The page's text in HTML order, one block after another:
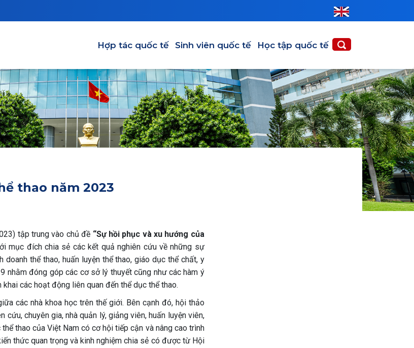
Hợp tác quốc tế Sinh viên quốc tế Học tập quốc tế
thao năm 2023
tập trung vào chủ đề “Sự hồi phục và xu hướng của
mục đích chia sẻ các kết quả nghiên cứu về những sự
thể thao, huấn luyện thể thao, giáo dục thể chất, y
nhằm đóng góp các cơ sở lý thuyết cũng như các hàm ý
các hoạt động liên quan đến thể dục thể thao.
các nhà khoa học trên thế giới. Bên cạnh đó, hội thảo
cứu, chuyên gia, nhà quản lý, giảng viên, huấn luyện viên,
thao của Việt Nam có cơ hội tiếp cận và nâng cao trình
thức quan trọng và kinh nghiệm chia sẻ có được từ Hội